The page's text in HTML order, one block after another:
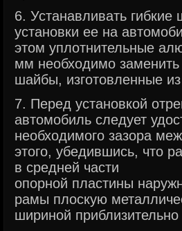
6. Устанавливать гибкие
установки ее на
этом уплотнительные
мм необходимо
шайбы, изготовленные
7. Перед установкой
автомобиль следует
необходимого зазора
этого, убедившись, что
в средней части
опорной пластины
рамы плоскую
шириной